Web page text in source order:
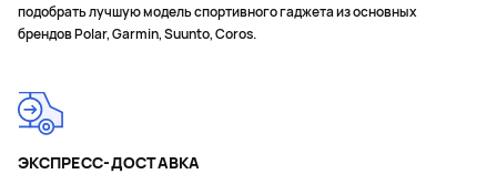
подобрать лучшую модель спортивного гаджета из основных
брендов Polar, Garmin, Suunto, Coros.
ЭКСПРЕСС-ДОСТАВКА